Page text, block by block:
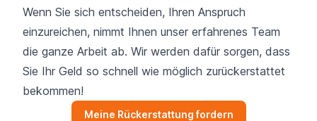
Wenn Sie sich entscheiden, Ihren Anspruch
einzureichen, nimmt Ihnen unser erfahrenes Team
die ganze Arbeit ab. Wir werden dafür sorgen, dass
Sie Ihr Geld so schnell wie möglich zurückerstattet
bekommen!
Meine Rückerstattung fordern